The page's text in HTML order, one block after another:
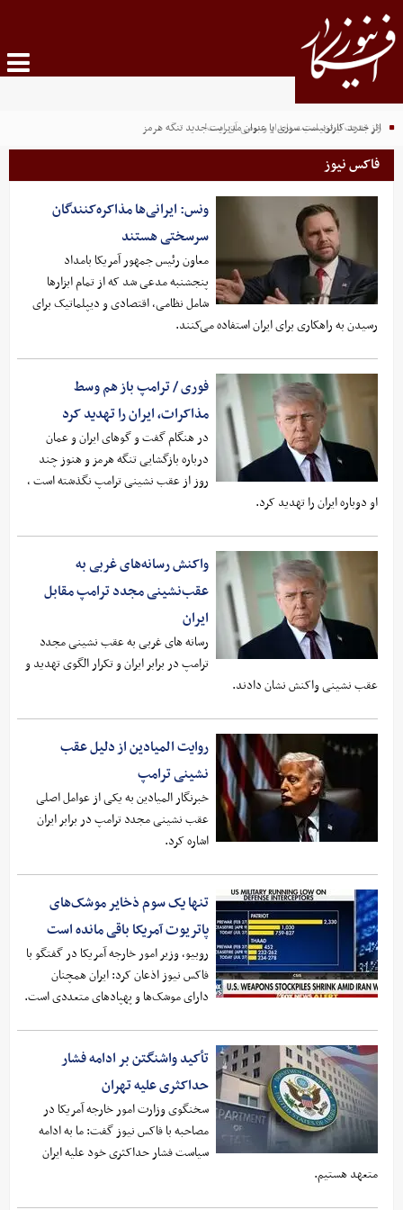
راز قدرت ایران، امنیت پایدار و بومی آن است!
اثر جدید کارتونیست سوری با عنوان مدیریت جدید تنگه هرمز
فاکس نیوز
ونس: ایرانی‌ها مذاکره‌کنندگان
سرسختی هستند
معاون رئیس جمهور آمریکا بامداد
پنجشنبه مدعی شد که از تمام ابزارها
شامل نظامی، اقتصادی و دیپلماتیک برای
رسیدن به راهکاری برای ایران استفاده می‌کنند.
فوری / ترامپ باز هم وسط
مذاکرات، ایران را تهدید کرد
در هنگام گفت و گوهای ایران و عمان
درباره بازگشایی تنگه هرمز و هنوز چند
روز از عقب نشینی ترامپ نگذشته است ،
او دوباره ایران را تهدید کرد.
واکنش رسانه‌های غربی به
عقب‌نشینی مجدد ترامپ مقابل
ایران
رسانه های غربی به عقب نشینی مجدد
ترامپ در برابر ایران و تکرار الگوی تهدید و
عقب نشینی واکنش نشان دادند.
روایت المیادین از دلیل عقب
نشینی ترامپ
خبرنگار المیادین به یکی از عوامل اصلی
عقب نشینی مجدد ترامپ در برابر ایران
اشاره کرد.
تنها یک سوم ذخایر موشک‌های
پاتریوت آمریکا باقی مانده است
روبیو، ‌وزیر امور خارجه آمریکا در گفتگو با
فاکس نیوز اذعان کرد: ‌ایران همچنان
دارای موشک‌ها و پهپادهای متعددی است.
تأکید واشنگتن بر ادامه فشار
حداکثری علیه تهران
سخنگوی وزارت امور خارجه آمریکا در
مصاحبه با فاکس نیوز گفت: ما به ادامه
سیاست فشار حداکثری خود علیه ایران
متعهد هستیم.